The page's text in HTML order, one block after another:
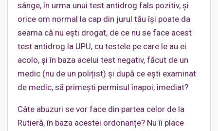
sânge, în urma unui test antidrog fals pozitiv, și
orice om normal la cap din jurul tău își poate da
seama că nu ești drogat, de ce nu se face acest
test antidrog la UPU, cu testele pe care le au ei
acolo, și în baza acelui test negativ, făcut de un
medic (nu de un polițist) și după ce ești examinat
de medic, să primești permisul înapoi, imediat?
Câte abuzuri se vor face din partea celor de la
Rutieră, în baza acestei ordonanțe? Nu îi place